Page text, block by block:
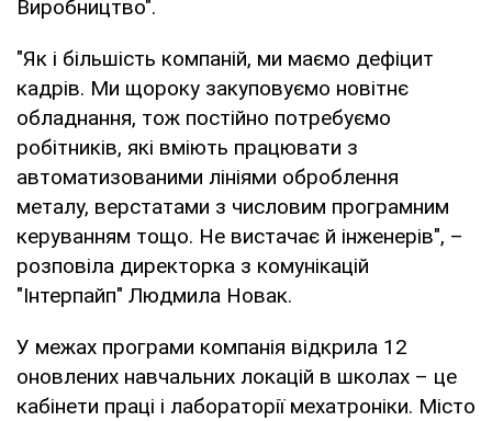
Виробництво".
"Як і більшість компаній, ми маємо дефіцит
кадрів. Ми щороку закуповуємо новітнє
обладнання, тож постійно потребуємо
робітників, які вміють працювати з
автоматизованими лініями оброблення
металу, верстатами з числовим програмним
керуванням тощо. Не вистачає й інженерів", –
розповіла директорка з комунікацій
"Інтерпайп" Людмила Новак.
У межах програми компанія відкрила 12
оновлених навчальних локацій в школах – це
кабінети праці і лабораторії мехатроніки. Місто